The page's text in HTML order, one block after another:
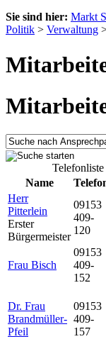
Sie sind hier: Markt
Politik > Verwaltung
Name
Herr
Pitterlein
Erster
Bürgermeister
09153
409-
120
Frau Bisch
09153
409-
152
Dr. Frau
Brandmüller-
Pfeil
09153
409-
157